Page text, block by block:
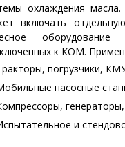
охлаждения
включать
к КОМ.
погрузчики,
насосные
и